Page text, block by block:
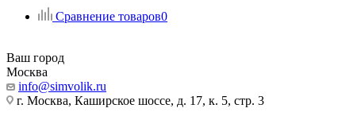
Сравнение товаров0
Ваш город
Москва
info@simvolik.ru
г. Москва, Каширское шоссе, д. 17, к. 5, стр. 3